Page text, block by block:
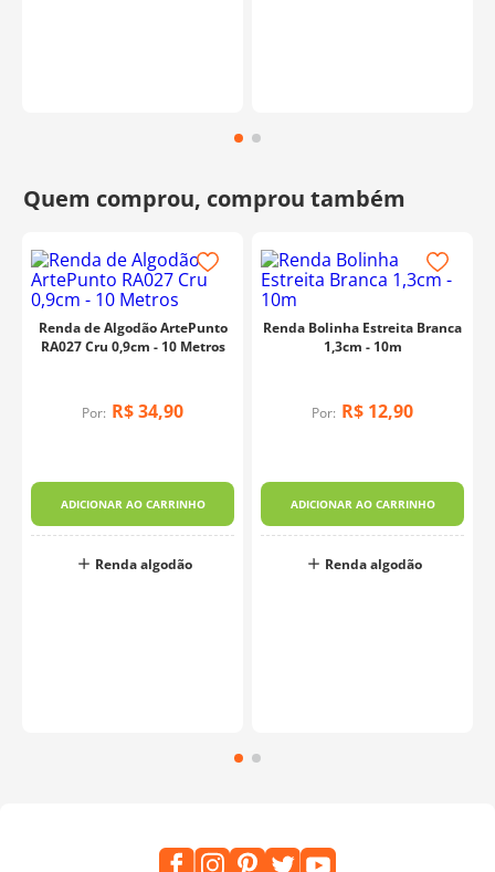
Renda de Algodão ArtePunto
RA027 Cru 0,9cm - 10 Metros
Por: R$34,90
ADICIONAR AO CARRINHO
Renda algodão
Renda Bolinha Estreita Branca
1,3cm - 10m
Por: R$ 12,90
ADICIONAR AO CARRINHO
Renda algodão